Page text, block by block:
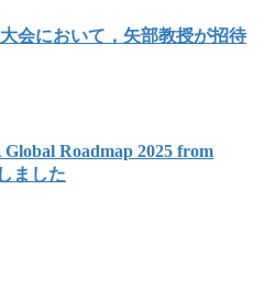
会において，矢部教授が招待
Roadmap 2025 from
ました